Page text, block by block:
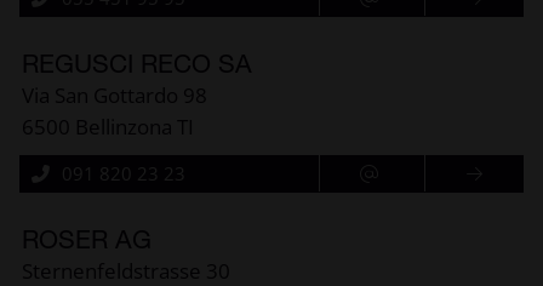
REGUSCI RECO SA
Via San Gottardo 98
6500 Bellinzona TI
091 820 23 23
ROSER AG
Sternenfeldstrasse 30